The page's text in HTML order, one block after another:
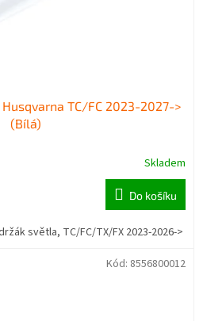
TC/FC 2023-2027->
(Bílá)
Skladem
Do košíku
světla, TC/FC/TX/FX 2023-2026->
Kód: 8556800012